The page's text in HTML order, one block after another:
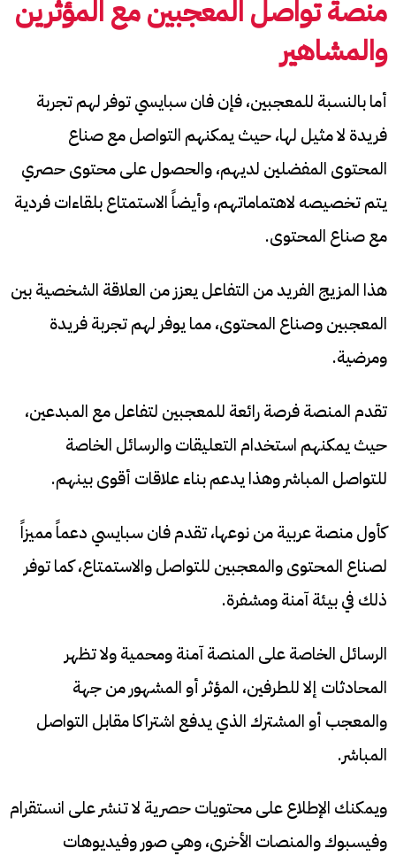
منصة تواصل المعجبين مع المؤثرين
والمشاهير
أما بالنسبة للمعجبين، فإن فان سبايسي توفر لهم تجربة
فريدة لا مثيل لها، حيث يمكنهم التواصل مع صناع
المحتوى المفضلين لديهم، والحصول على محتوى حصري
يتم تخصيصه لاهتماماتهم، وأيضاً الاستمتاع بلقاءات فردية
مع صناع المحتوى.
هذا المزيج الفريد من التفاعل يعزز من العلاقة الشخصية بين
المعجبين وصناع المحتوى، مما يوفر لهم تجربة فريدة
ومرضية.
تقدم المنصة فرصة رائعة للمعجبين لتفاعل مع المبدعين،
حيث يمكنهم استخدام التعليقات والرسائل الخاصة
للتواصل المباشر وهذا يدعم بناء علاقات أقوى بينهم.
كأول منصة عربية من نوعها، تقدم فان سبايسي دعماً مميزاً
لصناع المحتوى والمعجبين للتواصل والاستمتاع، كما توفر
ذلك في بيئة آمنة ومشفرة.
الرسائل الخاصة على المنصة آمنة ومحمية ولا تظهر
المحادثات إلا للطرفين، المؤثر أو المشهور من جهة
والمعجب أو المشترك الذي يدفع اشتراكا مقابل التواصل
المباشر.
ويمكنك الإطلاع على محتويات حصرية لا تنشر على انستقرام
وفيسبوك والمنصات الأخرى، وهي صور وفيديوهات